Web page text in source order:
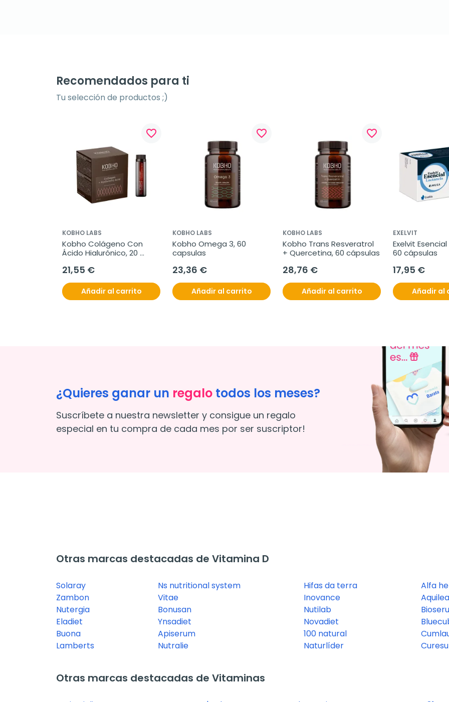
Recomendados para ti
Tu selección de productos ;)
favorite_border
KOBHO LABS
Kobho Colágeno Con
Ácido Hialurónico, 20
21,55 €
Añadir al carrito
favorite_border
KOBHO LABS
Kobho Omega 3, 60
capsulas
23,36 €
Añadir al carrito
favorite_border
KOBHO LABS
Kobho Trans Resveratrol
+ Quercetina, 60 cápsulas
28,76 €
Añadir al carrito
EXELVIT
Exelvit
60 cápsulas
17,95 €
Añadir al
¿Quieres ganar un regalo todos los meses?
Suscríbete a nuestra newsletter y consigue un regalo
especial en tu compra de cada mes por ser suscriptor!
Otras marcas destacadas de Vitamina D
Solaray
Zambon
Nutergia
Eladiet
Buona
Lamberts
Ns nutritional system
Vitae
Bonusan
Ynsadiet
Apiserum
Nutralie
Hifas da terra
Inovance
Nutilab
Novadiet
100 natural
Naturlíder
Alfa
Aquilea
Otras marcas destacadas de Vitaminas